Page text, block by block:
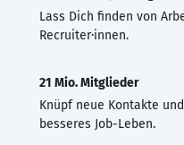
Lass Dich finden von
Recruiter·innen.
21 Mio. Mitglieder
Knüpf neue Kontakte
besseres Job-Leben.